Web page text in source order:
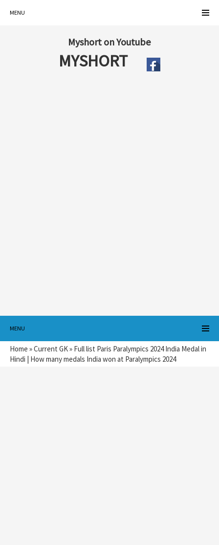
MENU
Myshort on Youtube
MYSHORT
MENU
Home »Current GK» Full list Paris Paralympics 2024 India Medal in
Hindi | How many medals India won at Paralympics 2024